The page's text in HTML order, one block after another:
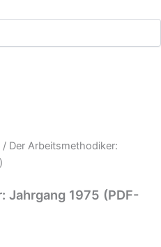
/ Der Arbeitsmethodiker:
Jahrgang 1975 (PDF-